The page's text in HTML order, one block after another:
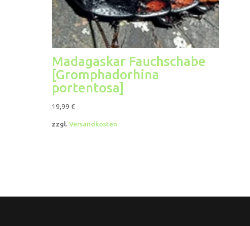
Madagaskar Fauchschabe
[Gromphadorhina
portentosa]
19,99 €
zzgl.Versandkosten